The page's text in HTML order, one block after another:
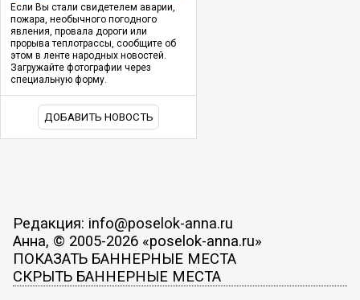
Если Вы стали свидетелем аварии,
пожара, необычного погодного
явления, провала дороги или
прорыва теплотрассы, сообщите об
этом в ленте народных новостей.
Загружайте фотографии через
специальную форму.
ДОБАВИТЬ НОВОСТЬ
Редакция: info@poselok-anna.ru
Анна, © 2005-2026 «poselok-anna.ru»
ПОКАЗАТЬ БАННЕРНЫЕ МЕСТА
СКРЫТЬ БАННЕРНЫЕ МЕСТА